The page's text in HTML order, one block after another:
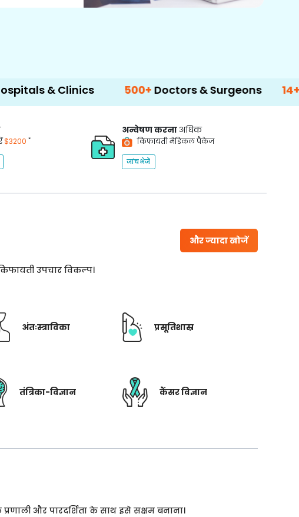
Clinics 500+ Doctors & Surgeons 14+
$3200 *
अन्वेषण करना अधिक
किफायती मेडिकल पैकेज
जांच भेजें
और ज्यादा खोजें
उपचार विकल्प।
अंतःस्त्राविका प्रसूतिशास्र
तंत्रिका-विज्ञान कैंसर विज्ञान
और पारदर्शिता के साथ इसे सक्षम बनाना।